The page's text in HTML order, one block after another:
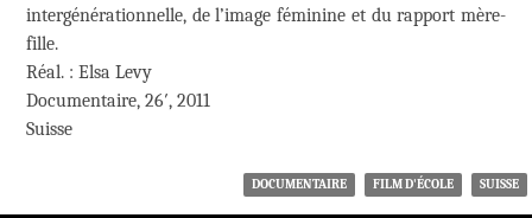
intergénérationnelle, de l’image féminine et du rapport mère-
fille.
Réal. : Elsa Levy
Documentaire, 26′, 2011
Suisse
DOCUMENTAIRE FILM D'ÉCOLE SUISSE